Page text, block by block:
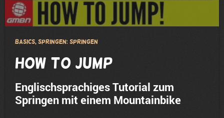
Basics, Springen: Springen
How to Jump
Englischsprachiges Tutorial zum
Springen mit einem Mountainbike